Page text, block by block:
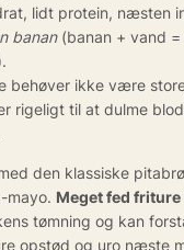
lidt protein, næsten
banan(banan + vand =
behøver ikke være
rigeligt til at dulme
den klassiske
mayo. Meget fed friture
tømning og kan
opstød og uro næste